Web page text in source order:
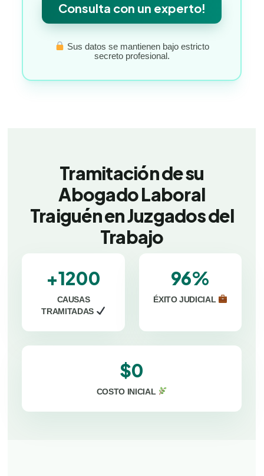
Consulta con un experto!
Sus datos se mantienen bajo estricto
secreto profesional.
Tramitación de su
Abogado Laboral
Traiguén en Juzgados del
Trabajo
+1200
CAUSAS
TRAMITADAS
96%
ÉXITO JUDICIAL
$0
COSTO INICIAL